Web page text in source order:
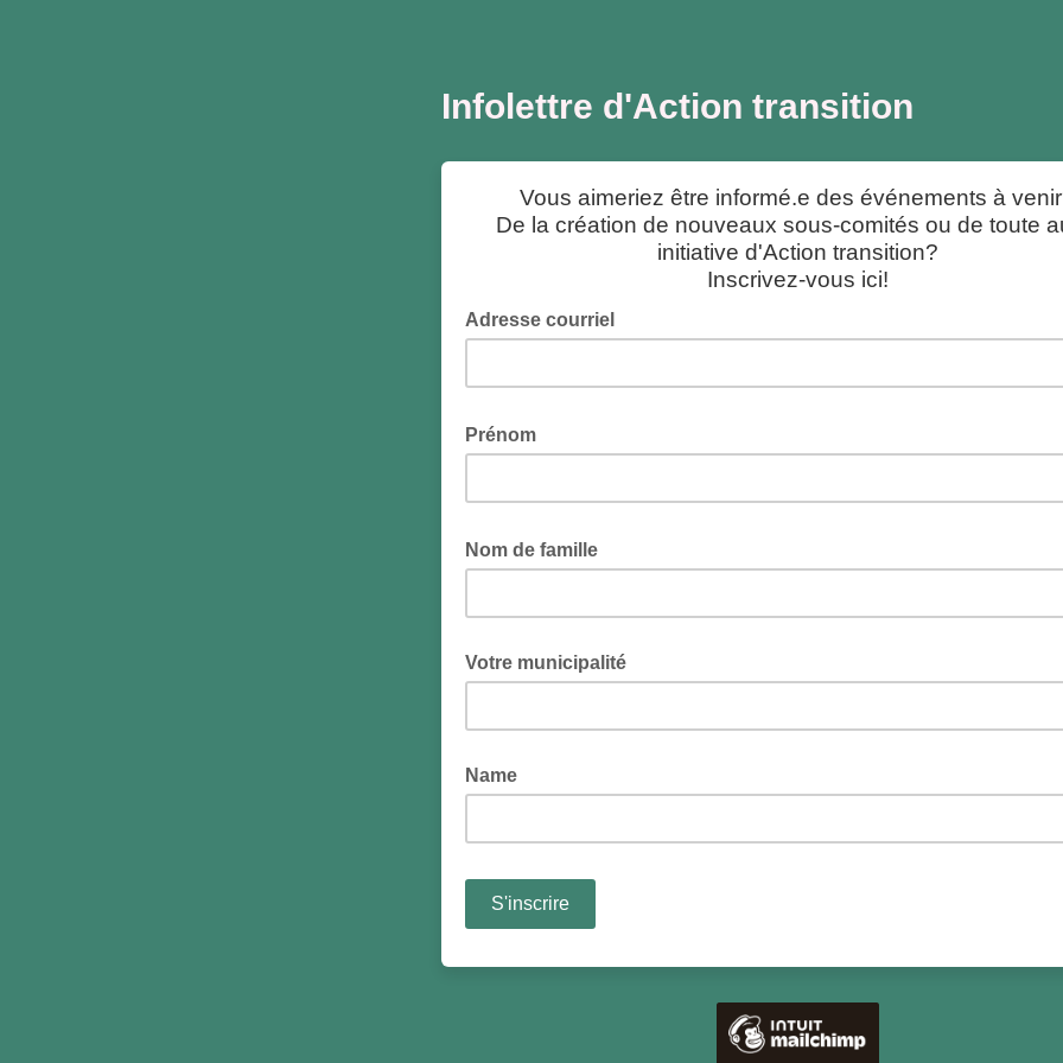
Infolettre d'Action transition
Vous aimeriez être informé.e des événements à
De la création de nouveaux sous-comités ou de toute
initiative d'Action transition?
Inscrivez-vous ici!
Adresse courriel
Prénom
Nom de famille
Votre municipalité
Name